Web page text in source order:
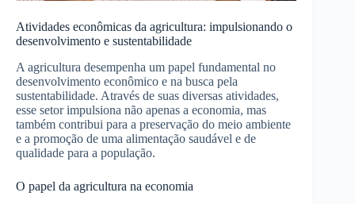
Atividades econômicas da agricultura: impulsionando o
desenvolvimento e sustentabilidade
A agricultura desempenha um papel fundamental no
desenvolvimento econômico e na busca pela
sustentabilidade. Através de suas diversas atividades,
esse setor impulsiona não apenas a economia, mas
também contribui para a preservação do meio ambiente
e a promoção de uma alimentação saudável e de
qualidade para a população.
O papel da agricultura na economia